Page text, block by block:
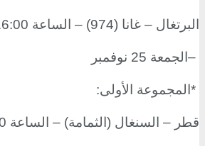
البرتغال – غانا (974) – الساعة 16:00
–الجمعة 25 نوفمبر
*المجموعة الأولى:
قطر – السنغال (الثمامة) – الساعة 13:00